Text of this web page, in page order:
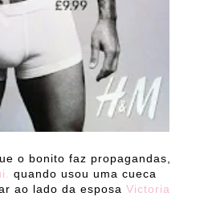
o bonito faz propagandas,
quando usou uma cueca
ao lado da esposa Victoria